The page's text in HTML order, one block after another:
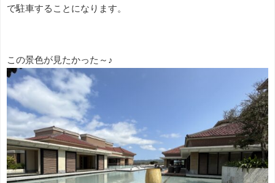
で駐車することになります。
この景色が見たかった～♪